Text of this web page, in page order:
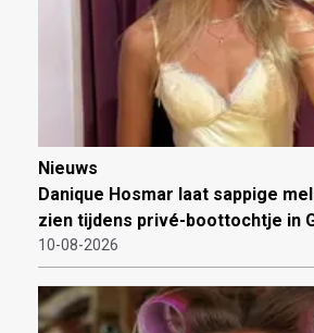
Nieuws
Danique Hosmar laat sappige
zien tijdens privé-boottochtje in
10-08-2026